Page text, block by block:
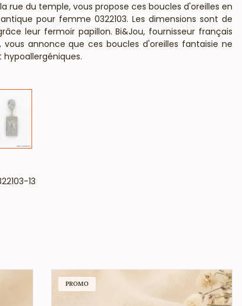
rue du temple, vous propose ces boucles d'oreilles en
pour femme 0322103. Les dimensions sont de
leur fermoir papillon. Bi&Jou, fournisseur français
annonce que ces boucles d'oreilles fantaisie ne
13
PROMO